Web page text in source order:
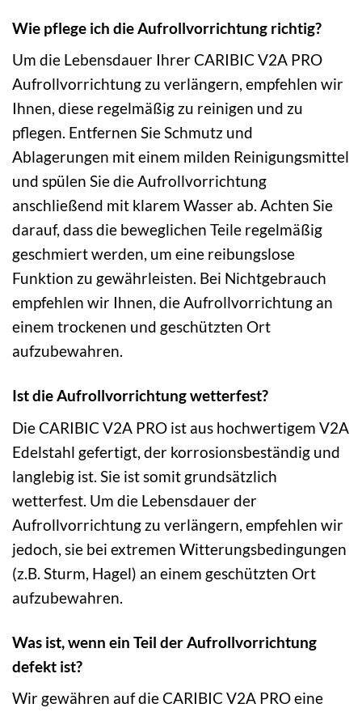
Wie pflege ich die Aufrollvorrichtung richtig?
Um die Lebensdauer Ihrer CARIBIC V2A PRO
Aufrollvorrichtung zu verlängern, empfehlen wir
Ihnen, diese regelmäßig zu reinigen und zu
pflegen. Entfernen Sie Schmutz und
Ablagerungen mit einem milden Reinigungsmittel
und spülen Sie die Aufrollvorrichtung
anschließend mit klarem Wasser ab. Achten Sie
darauf, dass die beweglichen Teile regelmäßig
geschmiert werden, um eine reibungslose
Funktion zu gewährleisten. Bei Nichtgebrauch
empfehlen wir Ihnen, die Aufrollvorrichtung an
einem trockenen und geschützten Ort
aufzubewahren.
Ist die Aufrollvorrichtung wetterfest?
Die CARIBIC V2A PRO ist aus hochwertigem V2A
Edelstahl gefertigt, der korrosionsbeständig und
langlebig ist. Sie ist somit grundsätzlich
wetterfest. Um die Lebensdauer der
Aufrollvorrichtung zu verlängern, empfehlen wir
jedoch, sie bei extremen Witterungsbedingungen
(z.B. Sturm, Hagel) an einem geschützten Ort
aufzubewahren.
Was ist, wenn ein Teil der Aufrollvorrichtung
defekt ist?
Wir gewähren auf die CARIBIC V2A PRO eine